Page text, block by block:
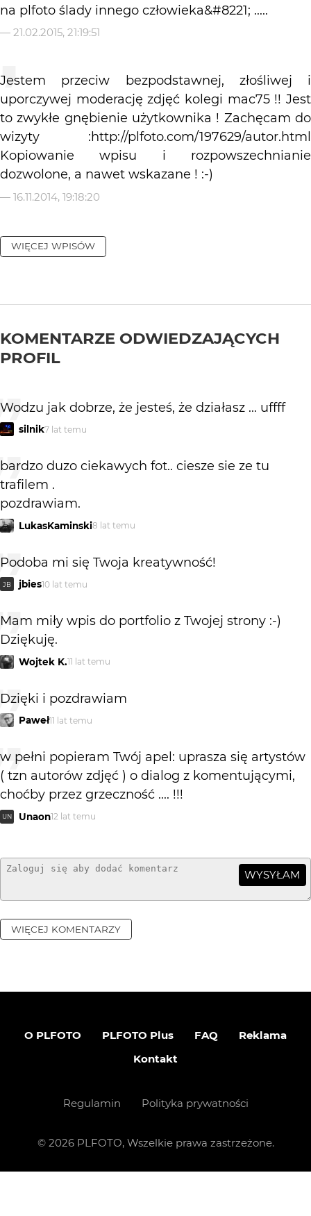
na plfoto ślady innego człowieka&#8221; .....
— 21.02.2015, 21:19:51
Jestem przeciw bezpodstawnej, złośliwej i
uporczywej moderację zdjęć kolegi mac75 !! Jest
to zwykłe gnębienie użytkownika ! Zachęcam do
wizyty :http://plfoto.com/197629/autor.html
Kopiowanie wpisu i rozpowszechnianie
dozwolone, a nawet wskazane ! :-)
— 16.11.2014, 19:18:20
WIĘCEJ WPISÓW
KOMENTARZE ODWIEDZAJĄCYCH
PROFIL
Wodzu jak dobrze, że jesteś, że działasz ... uffff
silnik7 lat temu
bardzo duzo ciekawych fot.. ciesze sie ze tu
trafilem .
pozdrawiam.
LukasKaminski8 lat temu
Podoba mi się Twoja kreatywność!
JB jbies10 lat temu
Mam miły wpis do portfolio z Twojej strony :-)
Dziękuję.
Wojtek K.11 lat temu
Dzięki i pozdrawiam
Paweł11 lat temu
w pełni popieram Twój apel: uprasza się artystów
( tzn autorów zdjęć ) o dialog z komentującymi,
choćby przez grzeczność .... !!!
UN Unaon12 lat temu
WYSYŁAM
WIĘCEJ KOMENTARZY
O PLFOTO PLFOTO Plus FAQ
Reklama
Kontakt
Regulamin Polityka prywatności
© 2026PLFOTO, Wszelkie prawa zastrzeżone.